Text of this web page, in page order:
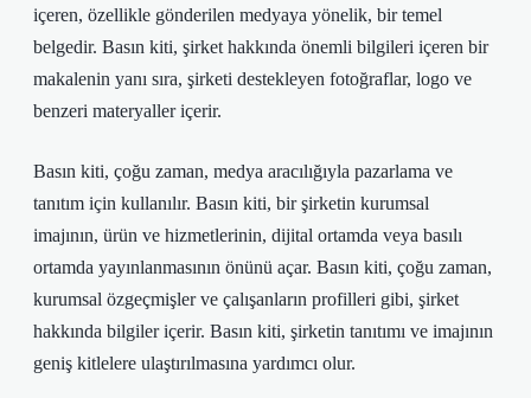
içeren, özellikle gönderilen medyaya yönelik, bir temel
belgedir. Basın kiti, şirket hakkında önemli bilgileri içeren bir
makalenin yanı sıra, şirketi destekleyen fotoğraflar, logo ve
benzeri materyaller içerir.
Basın kiti, çoğu zaman, medya aracılığıyla pazarlama ve
tanıtım için kullanılır. Basın kiti, bir şirketin kurumsal
imajının, ürün ve hizmetlerinin, dijital ortamda veya basılı
ortamda yayınlanmasının önünü açar. Basın kiti, çoğu zaman,
kurumsal özgeçmişler ve çalışanların profilleri gibi, şirket
hakkında bilgiler içerir. Basın kiti, şirketin tanıtımı ve imajının
geniş kitlelere ulaştırılmasına yardımcı olur.